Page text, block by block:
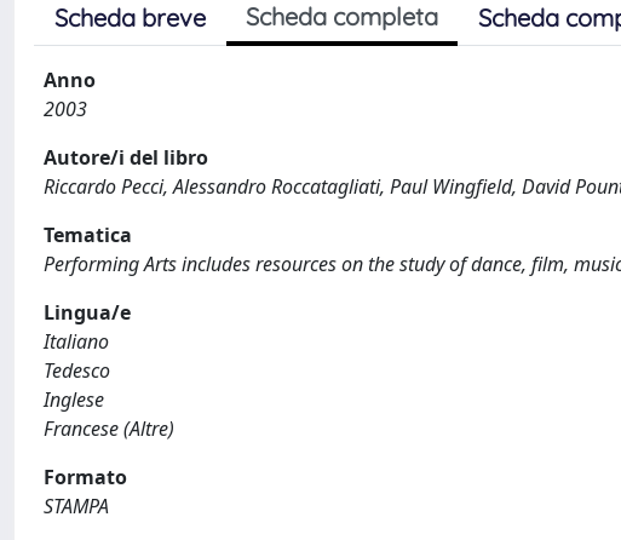
Scheda breve Scheda completa Scheda
Anno
2003
Autore/i del libro
Riccardo Pecci, Alessandro Roccatagliati, Paul Wingfield, David
Tematica
Performing Arts includes resources on the study of dance, film,
Lingua/e
Italiano
Tedesco
Inglese
Francese (Altre)
Formato
STAMPA